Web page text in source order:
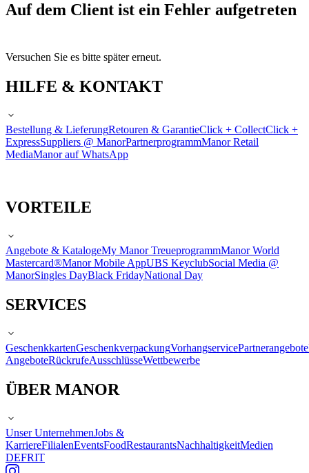
Auf dem Client ist ein Fehler aufgetreten
Versuchen Sie es bitte später erneut.
HILFE & KONTAKT
Bestellung & LieferungRetouren & GarantieClick + CollectClick +
ExpressSuppliers @ ManorPartnerprogrammManor Retail
MediaManor auf WhatsApp
VORTEILE
Angebote & KatalogeMy Manor TreueprogrammManor World
Mastercard®Manor Mobile AppUBS KeyclubSocial Media @
ManorSingles DayBlack FridayNational Day
SERVICES
GeschenkkartenGeschenkverpackungVorhangservicePartnerangebote
AngeboteRückrufeAusschlüsseWettbewerbe
ÜBER MANOR
Unser UnternehmenJobs &
KarriereFilialenEventsFoodRestaurantsNachhaltigkeitMedien
DEFRIT